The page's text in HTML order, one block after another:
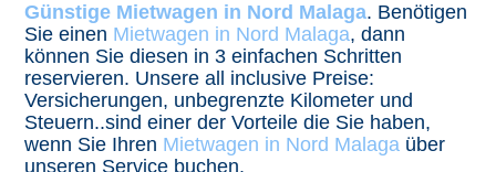
Günstige Mietwagen in Nord Malaga. Benötigen
Sie einen Mietwagen in Nord Malaga, dann
können Sie diesen in 3 einfachen Schritten
reservieren. Unsere all inclusive Preise:
Versicherungen, unbegrenzte Kilometer und
Steuern..sind einer der Vorteile die Sie haben,
wenn Sie Ihren Mietwagen in Nord Malaga über
unseren Service buchen.